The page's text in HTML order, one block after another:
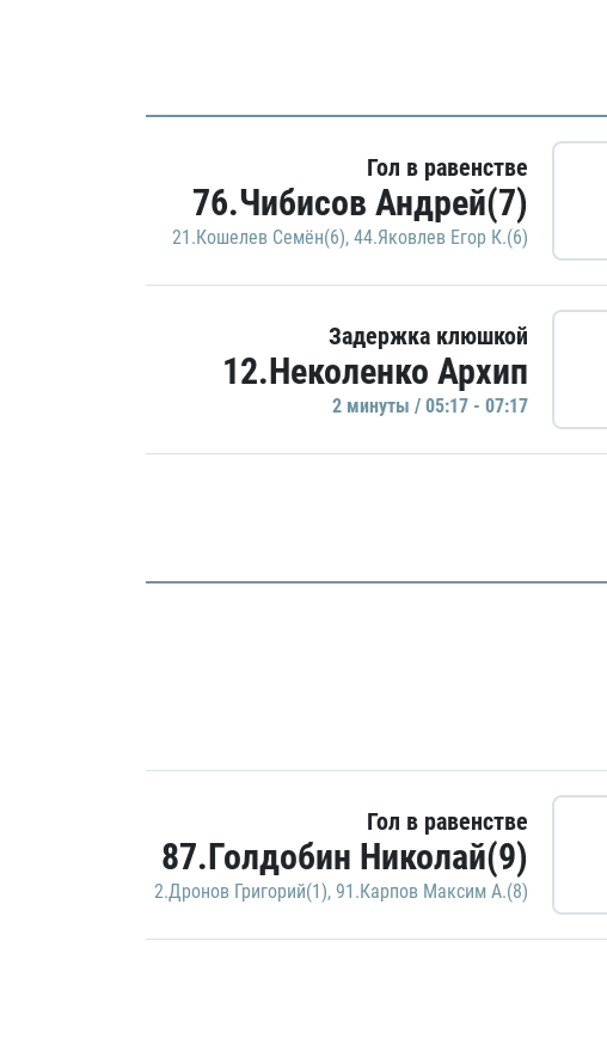
Гол в равенстве
76.Чибисов Андрей(7)
21.Кошелев Семён(6), 44.Яковлев Егор К.(6)
Задержка клюшкой
12.Неколенко Архип
2 минуты / 05:17 - 07:17
Гол в равенстве
87.Голдобин Николай(9)
2.Дронов Григорий(1), 91.Карпов Максим А.(8)